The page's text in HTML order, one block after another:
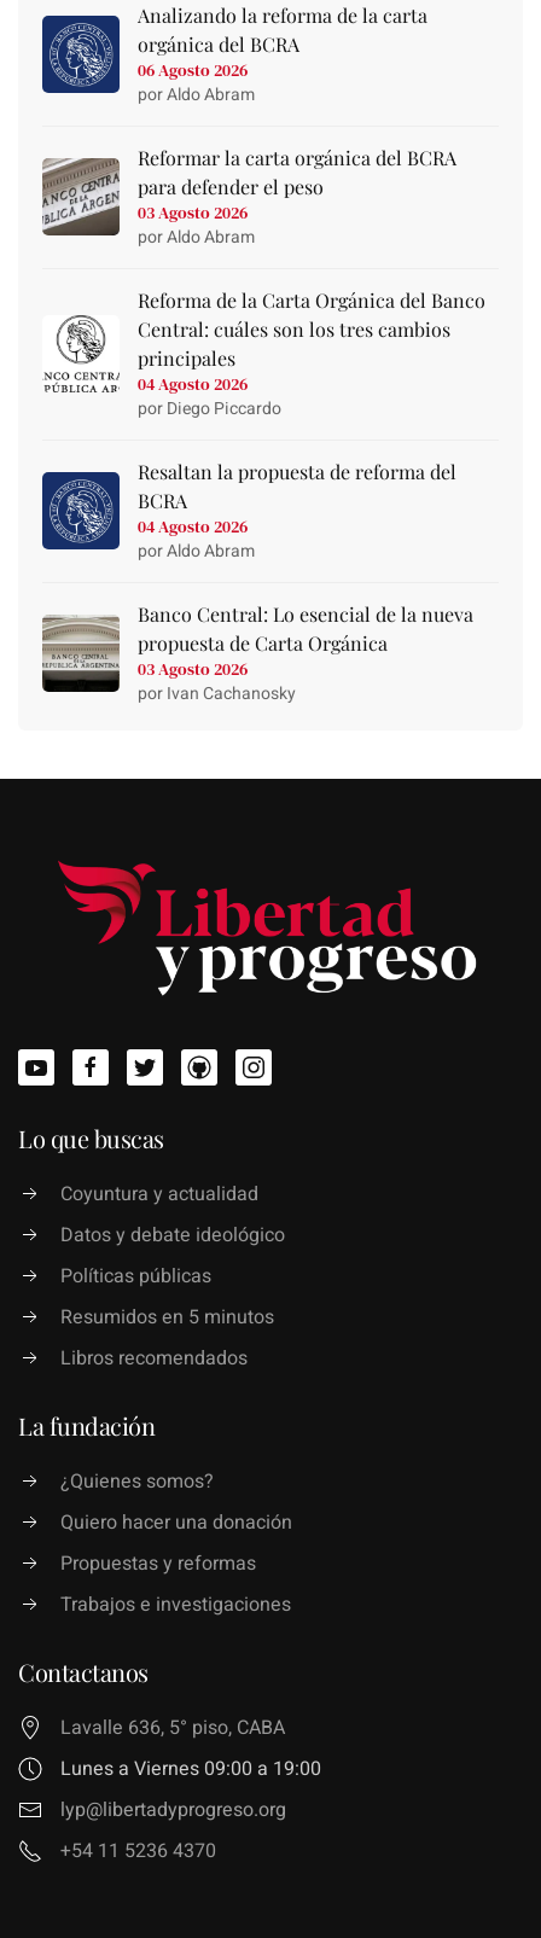
Analizando la reforma de la carta
orgánica del BCRA
06 Agosto 2026
por Aldo Abram
Reformar la carta orgánica del BCRA
para defender el peso
03 Agosto 2026
por Aldo Abram
Reforma de la Carta Orgánica del Banco
Central: cuáles son los tres cambios
principales
04 Agosto 2026
por Diego Piccardo
Resaltan la propuesta de reforma del
BCRA
04 Agosto 2026
por Aldo Abram
Banco Central: Lo esencial de la nueva
propuesta de Carta Orgánica
03 Agosto 2026
por Ivan Cachanosky
Lo que buscas
Coyuntura y actualidad
Datos y debate ideológico
Políticas públicas
Resumidos en 5 minutos
Libros recomendados
La fundación
¿Quienes somos?
Quiero hacer una donación
Propuestas y reformas
Trabajos e investigaciones
Contactanos
Lavalle 636, 5° piso, CABA
Lunes a Viernes 09:00 a 19:00
lyp@libertadyprogreso.org
+54 11 5236 4370